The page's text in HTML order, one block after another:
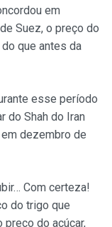
em
Suez, o preço do
que antes da
esse período
do Shah do Iran
dezembro de
Com certeza!
do trigo que
preço do açúcar,